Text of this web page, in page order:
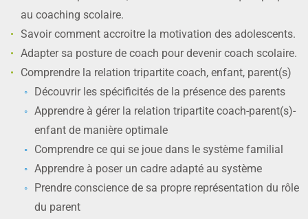
au coaching scolaire.
Savoir comment accroitre la motivation des adolescents.
Adapter sa posture de coach pour devenir coach scolaire.
Comprendre la relation tripartite coach, enfant, parent(s)
Découvrir les spécificités de la présence des parents
Apprendre à gérer la relation tripartite coach-parent(s)-
enfant de manière optimale
Comprendre ce qui se joue dans le système familial
Apprendre à poser un cadre adapté au système
Prendre conscience de sa propre représentation du rôle
du parent